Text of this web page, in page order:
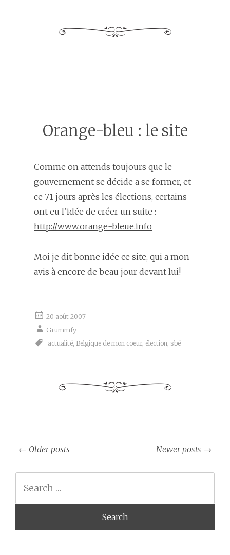
Orange-bleu : le site
Comme on attends toujours que le
gouvernement se décide a se former, et
ce 71 jours après les élections, certains
ont eu l’idée de créer un suite :
http://www.orange-bleue.info
Moi je dit bonne idée ce site, qui a mon
avis à encore de beau jour devant lui!
20 août 2007
Grummfy
actualité, Belgique de mon coeur, élection, sbé
Post
navigation
← Older posts Newer posts →